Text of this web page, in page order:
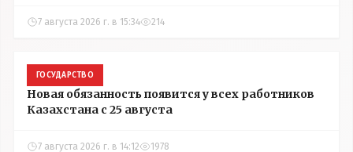
7 августа 2026 г. в 15:34 214
ГОСУДАРСТВО
Новая обязанность появится у всех работников
Казахстана с 25 августа
7 августа 2026 г. в 14:12 1978